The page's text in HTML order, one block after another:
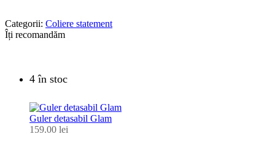
Categorii: Coliere statement
Îți recomandăm
4 în stoc
Guler detasabil Glam
159.00 lei